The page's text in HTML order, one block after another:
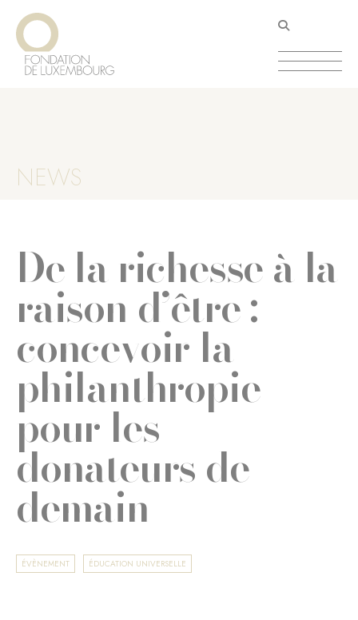
Aller
contenu
principal
NEWS
De la richesse à la
raison d’être :
concevoir la
philanthropie
pour les
donateurs de
demain
ÉVÈNEMENT ÉDUCATION UNIVERSELLE
Panneau de gestion des cookies